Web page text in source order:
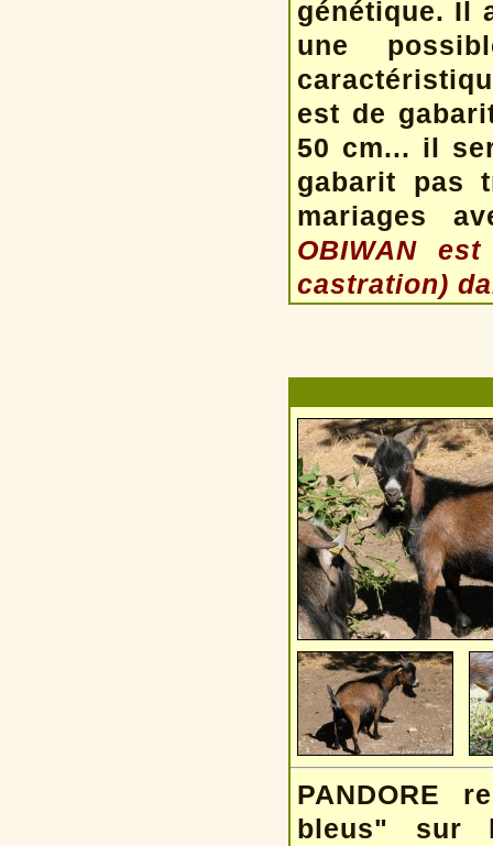
génétique. Il
une
est de
50 cm... il
gabarit pas
mariages
OBIWAN
castration)
PANDORE
bleus" sur